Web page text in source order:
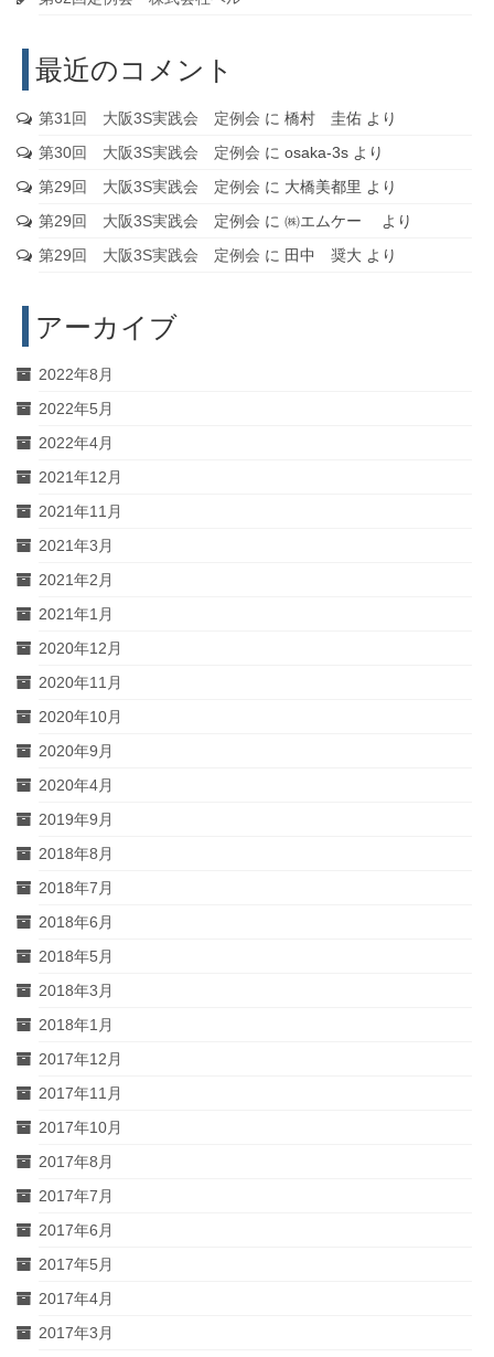
最近のコメント
第31回 大阪3S実践会 定例会 に 橋村 圭佑 より
第30回 大阪3S実践会 定例会 に osaka-3s より
第29回 大阪3S実践会 定例会 に 大橋美都里 より
第29回 大阪3S実践会 定例会 に ㈱エムケー
より
第29回 大阪3S実践会 定例会 に 田中 奨大 より
アーカイブ
2022年8月
2022年5月
2022年4月
2021年12月
2021年11月
2021年3月
2021年2月
2021年1月
2020年12月
2020年11月
2020年10月
2020年9月
2020年4月
2019年9月
2018年8月
2018年7月
2018年6月
2018年5月
2018年3月
2018年1月
2017年12月
2017年11月
2017年10月
2017年8月
2017年7月
2017年6月
2017年5月
2017年4月
2017年3月